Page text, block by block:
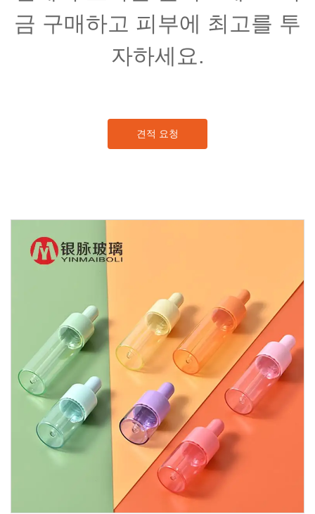
금 구매하고 피부에 최고를 투
자하세요.
견적 요청